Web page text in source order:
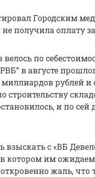
Городским
получила оплату
велось по
в августе
рублей и
и по
взыскать с «ВБ
котором им
жаль, что